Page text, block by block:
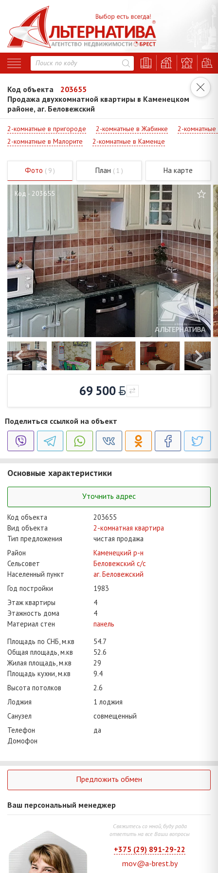
Код объекта
203655
Продажа двухкомнатной квартиры в Каменецком
районе, аг. Беловежский
2-комнатные в пригороде 2-комнатные в Жабинке
2-
2-комнатные в Малорите
2-комнатные в Каменце
Фото ( 9 ) План ( 1 ) На карте
Код - 203655
69 500
Поделиться ссылкой на объект
Основные характеристики
Уточнить адрес
Код объекта
203655
Вид объекта
2-комнатная квартира
Тип предложения
чистая продажа
Район
Каменецкий р-н
Сельсовет
Беловежский с/с
Населенный пункт
аг. Беловежский
Год постройки
1983
Этаж квартиры
4
Этажность дома
4
Материал стен
панель
Площадь по СНБ, м.кв
54.7
Общая площадь, м.кв
52.6
Жилая площадь, м.кв
29
Площадь кухни, м.кв
9.4
Высота потолков
2.6
Лоджия
1 лоджия
Санузел
совмещенный
Телефон
да
Домофон
Предложить обмен
Ваш персональный менеджер
Свяжитесь со мной, буду рада
ответить на все Ваши вопросы
+375 (29) 891-29-22
mov@a-brest.by